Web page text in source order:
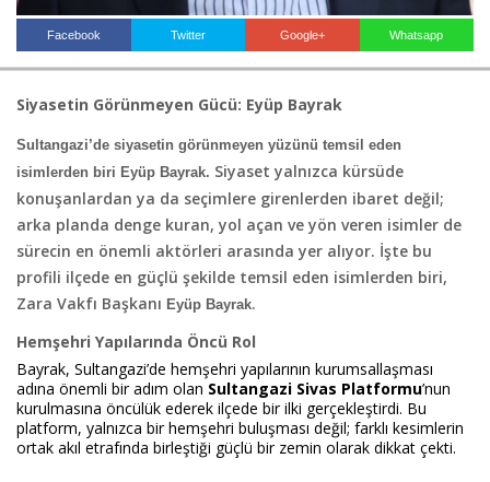
Facebook Twitter Google+ Whatsapp
Siyasetin Görünmeyen Gücü: Eyüp Bayrak
Sultangazi’de siyasetin görünmeyen yüzünü temsil eden
isimlerden biri Eyüp Bayrak. Siyaset yalnızca kürsüde
konuşanlardan ya da seçimlere girenlerden ibaret değil;
arka planda denge kuran, yol açan ve yön veren isimler de
sürecin en önemli aktörleri arasında yer alıyor. İşte bu
profili ilçede en güçlü şekilde temsil eden isimlerden biri,
Zara Vakfı Başkanı Eyüp Bayrak.
Hemşehri Yapılarında Öncü Rol
Bayrak, Sultangazi’de hemşehri yapılarının kurumsallaşması
adına önemli bir adım olan Sultangazi Sivas Platformu’nun
kurulmasına öncülük ederek ilçede bir ilki gerçekleştirdi. Bu
platform, yalnızca bir hemşehri buluşması değil; farklı kesimlerin
ortak akıl etrafında birleştiği güçlü bir zemin olarak dikkat çekti.